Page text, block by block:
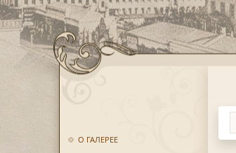
О ГАЛЕРЕЕ